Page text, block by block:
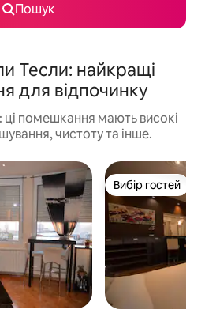
Пошук
Тесли: найкращі
для відпочинку
ці помешкання мають високі
чистоту та інше.
Вибір гостей
Вибір гостей